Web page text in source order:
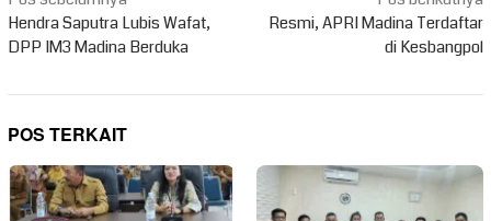
pos
Hendra Saputra Lubis Wafat,
DPP IM3 Madina Berduka
Resmi, APRI Madina Terdaftar
di Kesbangpol
POS TERKAIT